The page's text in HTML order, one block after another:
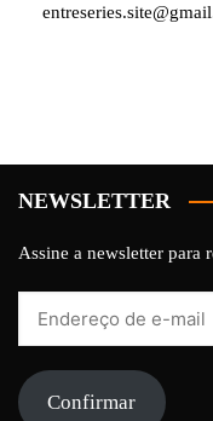
NEWSLETTER
Assine a newsletter para
mail Confirmar